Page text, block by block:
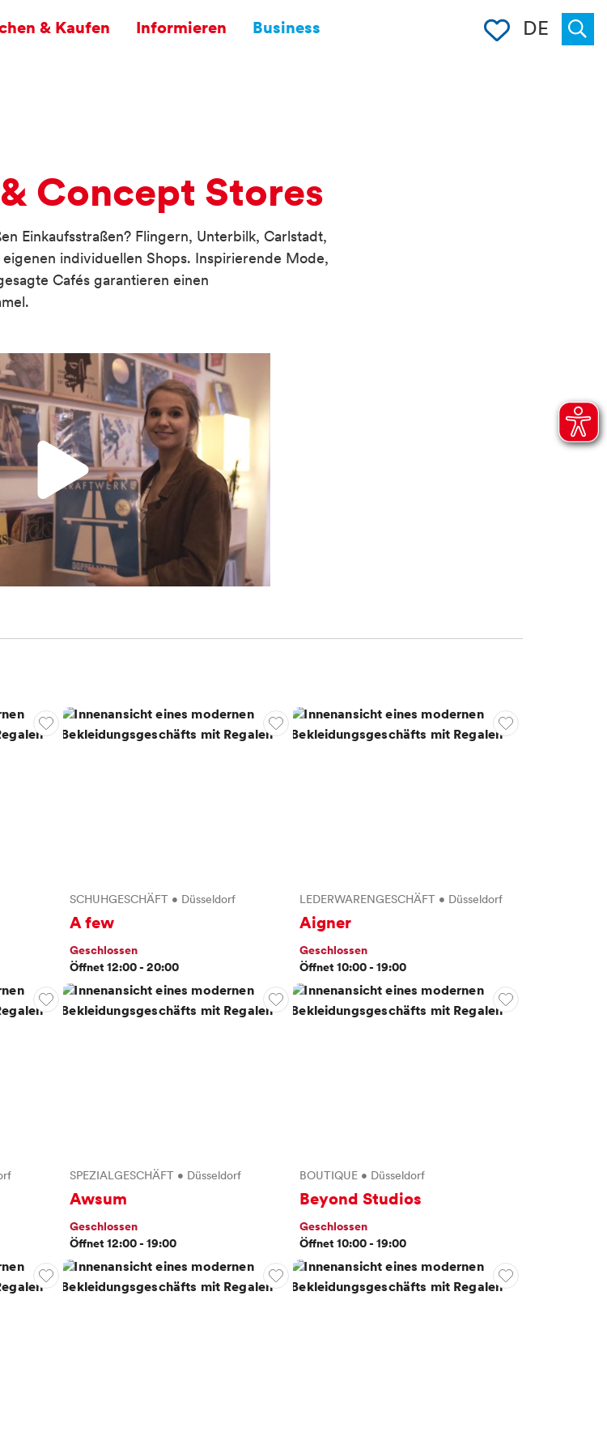
& Kaufen Informieren Business
time
Merkliste
DE
Concept Stores
Einkaufsstraßen? Flingern, Unterbilk, Carlstadt,
individuellen Shops. Inspirierende Mode,
Cafés garantieren einen
SCHUHGESCHÄFT • Düsseldorf
A few
Geschlossen
Öffnet 12:00 - 20:00
LEDERWARENGESCHÄFT • Düsseldorf
Aigner
Geschlossen
Öffnet 10:00 - 19:00
SPEZIALGESCHÄFT • Düsseldorf
Awsum
Geschlossen
Öffnet 12:00 - 19:00
BOUTIQUE • Düsseldorf
Beyond Studios
Geschlossen
Öffnet 10:00 - 19:00